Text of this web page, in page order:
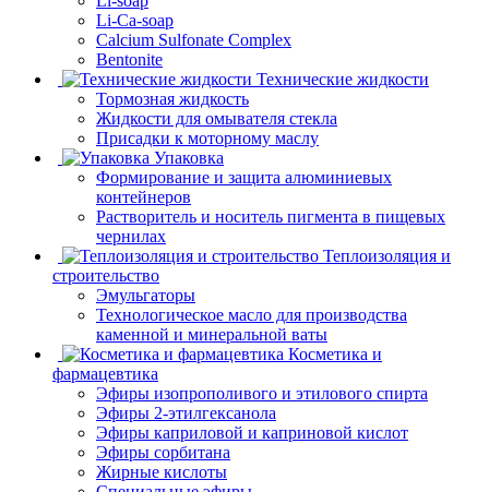
Li-Ca-soap
Calcium Sulfonate Complex
Bentonite
Технические жидкости
Тормозная жидкость
Жидкости для омывателя стекла
Присадки к моторному маслу
Упаковка
Формирование и защита алюминиевых
контейнеров
Растворитель и носитель пигмента в пищевых
чернилах
Теплоизоляция и
строительство
Эмульгаторы
Технологическое масло для производства
каменной и минеральной ваты
Косметика и
фармацевтика
Эфиры изопрополивого и этилового спирта
Эфиры 2-этилгексанола
Эфиры каприловой и каприновой кислот
Эфиры сорбитана
Жирные кислоты